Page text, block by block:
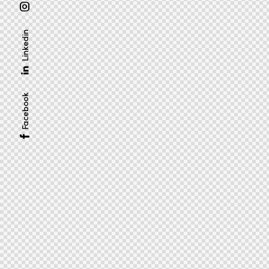
Facebook
Linkedin